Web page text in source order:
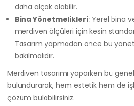
daha alçak olabilir.
Bina Yönetmelikleri: Yerel bina
merdiven ölçüleri için kesin
Tasarım yapmadan önce bu
bakılmalıdır.
Merdiven tasarımı yaparken bu
bulundurarak, hem estetik hem de
çözüm bulabilirsiniz.